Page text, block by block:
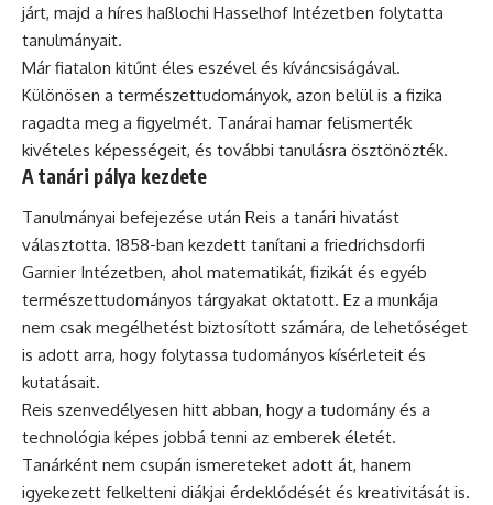
járt, majd a híres haßlochi Hasselhof Intézetben folytatta
tanulmányait.
Már fiatalon kitűnt éles eszével és kíváncsiságával.
Különösen a természettudományok, azon belül is a fizika
ragadta meg a figyelmét. Tanárai hamar felismerték
kivételes képességeit, és további tanulásra ösztönözték.
A tanári pálya kezdete
Tanulmányai befejezése után Reis a tanári hivatást
választotta. 1858-ban kezdett tanítani a friedrichsdorfi
Garnier Intézetben, ahol matematikát, fizikát és egyéb
természettudományos tárgyakat oktatott. Ez a munkája
nem csak megélhetést biztosított számára, de lehetőséget
is adott arra, hogy folytassa tudományos kísérleteit és
kutatásait.
Reis szenvedélyesen hitt abban, hogy a tudomány és a
technológia képes jobbá tenni az emberek életét.
Tanárként nem csupán ismereteket adott át, hanem
igyekezett felkelteni diákjai érdeklődését és kreativitását is.